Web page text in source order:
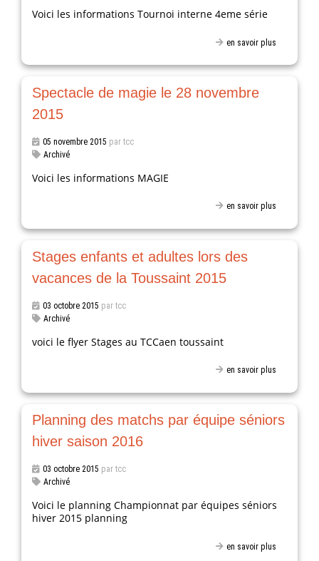
Voici les informations Tournoi interne 4eme série
en savoir plus
Spectacle de magie le 28 novembre
2015
05 novembre 2015 par tcc
Archivé
Voici les informations MAGIE
en savoir plus
Stages enfants et adultes lors des
vacances de la Toussaint 2015
03 octobre 2015 par tcc
Archivé
voici le flyer Stages au TCCaen toussaint
en savoir plus
Planning des matchs par équipe séniors
hiver saison 2016
03 octobre 2015 par tcc
Archivé
Voici le planning Championnat par équipes séniors
hiver 2015 planning
en savoir plus